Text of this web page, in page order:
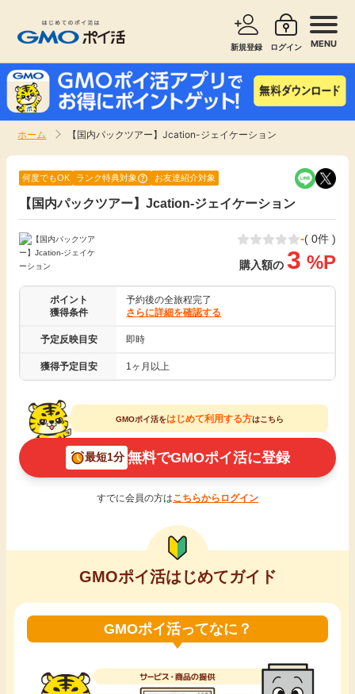
新規登録 ログイン MENU
ホーム 【国内パックツアー】Jcation-ジェイケーション
新着
高還元
無料
即日還元
ゲーム
ポイ活お得情報
カード比較
サービスで探す ショッピングで探す
無料サービス
エンタメ
クレジットカード
暮らし
引っ越し
買取・査定
学び
進学・教育
美容・健康
銀行・金融・投資
家計の固定費
何度でもOK ランク特典対象 お友達紹介対象
【国内パックツアー】Jcation-ジェイケーション
-( 0件 )
購入額の 3 %P
ポイント
獲得条件
予約後の全旅程完了
さらに詳細を確認する
予定反映目安 即時
獲得予定目安 1ヶ月以上
GMOポイ活をはじめて利用する方はこちら
最短1分 無料でGMOポイ活に登録
すでに会員の方はこちらからログイン
GMOポイ活はじめてガイド
GMOポイ活ってなに？